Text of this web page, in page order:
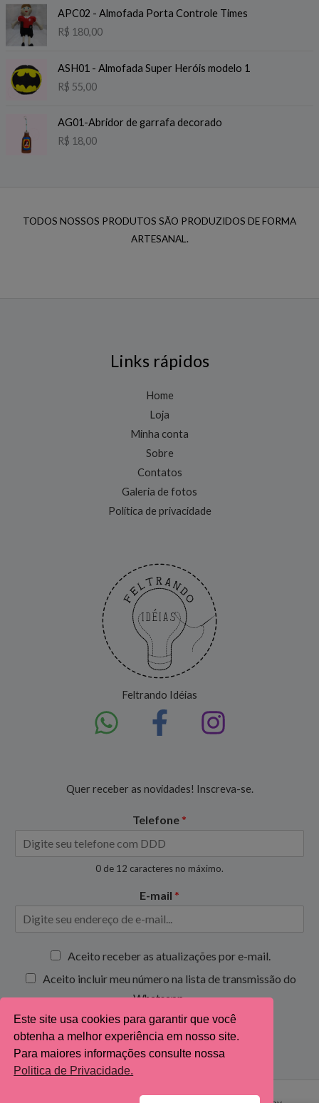
APC02 - Almofada Porta Controle Times
R$ 180,00
ASH01 - Almofada Super Heróis modelo 1
R$ 55,00
AG01-Abridor de garrafa decorado
R$ 18,00
TODOS NOSSOS PRODUTOS SÃO PRODUZIDOS DE FORMA
ARTESANAL.
Links rápidos
Home
Loja
Minha conta
Sobre
Contatos
Galeria de fotos
Política de privacidade
Feltrando Idéias
Quer receber as novidades! Inscreva-se.
Telefone *
0 de 12 caracteres no máximo.
E-mail *
x
s
d
e
s
Aceito receber as atualizações por e-mail.
Aceito incluir meu número na lista de transmissão do
Whatsapp.
Inscrever-se
Este site usa cookies para garantir que você
obtenha a melhor experiência em nosso site.
Para maiores informações consulte nossa
Politica de Privacidade.